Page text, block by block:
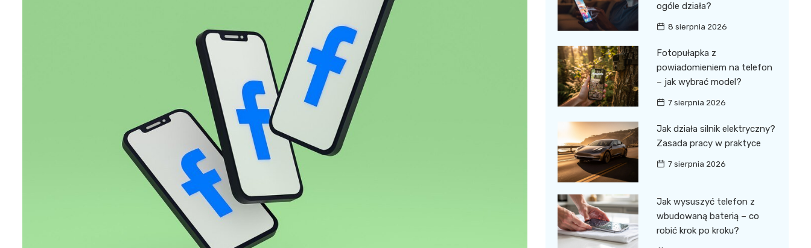
ogóle działa?
8 sierpnia 2026
Fotopułapka z
powiadomieniem na telefon
– jak wybrać model?
7 sierpnia 2026
Jak działa silnik elektryczny?
Zasada pracy w praktyce
7 sierpnia 2026
Jak wysuszyć telefon z
wbudowaną baterią – co
robić krok po kroku?